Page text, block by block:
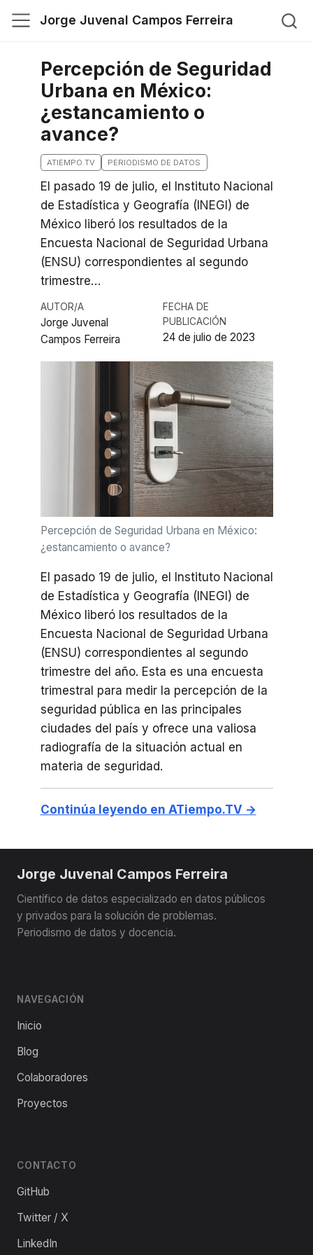
Jorge Juvenal Campos Ferreira
Percepción de Seguridad
Urbana en México:
¿estancamiento o
avance?
ATIEMPO.TV PERIODISMO DE DATOS
El pasado 19 de julio, el Instituto Nacional
de Estadística y Geografía (INEGI) de
México liberó los resultados de la
Encuesta Nacional de Seguridad Urbana
(ENSU) correspondientes al segundo
trimestre…
AUTOR/A
Jorge Juvenal
Campos Ferreira
FECHA DE
PUBLICACIÓN
24 de julio de 2023
Percepción de Seguridad Urbana en México:
¿estancamiento o avance?
El pasado 19 de julio, el Instituto Nacional
de Estadística y Geografía (INEGI) de
México liberó los resultados de la
Encuesta Nacional de Seguridad Urbana
(ENSU) correspondientes al segundo
trimestre del año. Esta es una encuesta
trimestral para medir la percepción de la
seguridad pública en las principales
ciudades del país y ofrece una valiosa
radiografía de la situación actual en
materia de seguridad.
Continúa leyendo en ATiempo.TV →
Jorge Juvenal Campos Ferreira
Científico de datos especializado en datos públicos
y privados para la solución de problemas.
Periodismo de datos y docencia.
NAVEGACIÓN
Inicio
Blog
Colaboradores
Proyectos
CONTACTO
GitHub
Twitter / X
LinkedIn